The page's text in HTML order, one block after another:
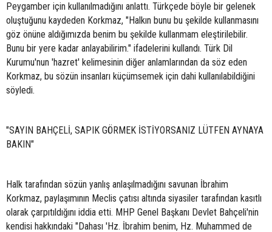
Peygamber için kullanılmadığını anlattı. Türkçede böyle bir gelenek
oluştuğunu kaydeden Korkmaz, "Halkın bunu bu şekilde kullanmasını
göz önüne aldığımızda benim bu şekilde kullanmam eleştirilebilir.
Bunu bir yere kadar anlayabilirim." ifadelerini kullandı. Türk Dil
Kurumu'nun 'hazret' kelimesinin diğer anlamlarından da söz eden
Korkmaz, bu sözün insanları küçümsemek için dahi kullanılabildiğini
söyledi.
"SAYIN BAHÇELİ, SAPIK GÖRMEK İSTİYORSANIZ LÜTFEN AYNAYA
BAKIN"
Halk tarafından sözün yanlış anlaşılmadığını savunan İbrahim
Korkmaz, paylaşımının Meclis çatısı altında siyasiler tarafından kasıtlı
olarak çarpıtıldığını iddia etti. MHP Genel Başkanı Devlet Bahçeli'nin
kendisi hakkındaki "Dahası 'Hz. İbrahim benim, Hz. Muhammed de